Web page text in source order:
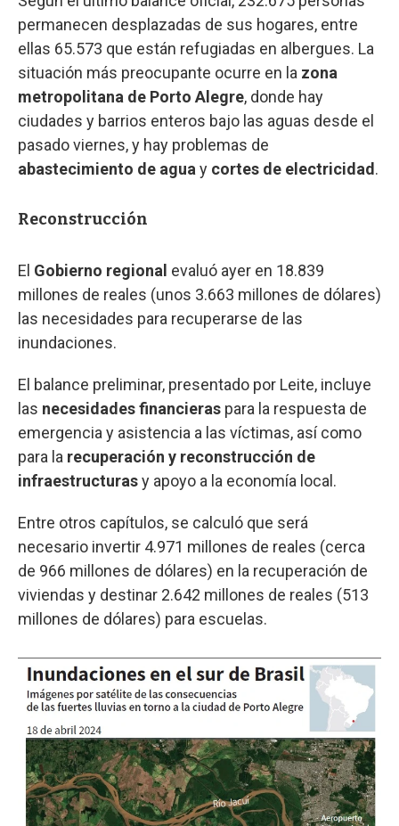
permanecen desplazadas de sus hogares, entre
ellas 65.573 que están refugiadas en albergues. La
situación más preocupante ocurre en la zona
metropolitana de Porto Alegre, donde hay
ciudades y barrios enteros bajo las aguas desde el
pasado viernes, y hay problemas de
abastecimiento de agua y cortes de electricidad .
Reconstrucción
El Gobierno regional evaluó ayer en 18.839
millones de reales (unos 3.663 millones de dólares)
las necesidades para recuperarse de las
inundaciones.
El balance preliminar, presentado por Leite, incluye
las necesidades financieras para la respuesta de
emergencia y asistencia a las víctimas, así como
para la recuperación y reconstrucción de
infraestructurasy apoyo a la economía local.
Entre otros capítulos, se calculó que será
necesario invertir 4.971 millones de reales (cerca
de 966 millones de dólares) en la recuperación de
viviendas y destinar 2.642 millones de reales (513
millones de dólares) para escuelas.